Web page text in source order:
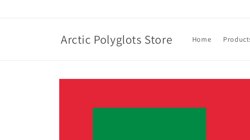
Arctic Polyglots Store Home
Skip to